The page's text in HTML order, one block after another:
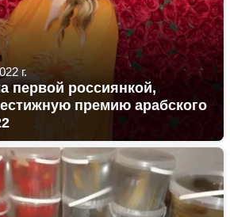
г.
первой россиянкой,
премию арабского